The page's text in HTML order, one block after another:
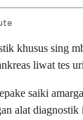
khusus sing
liwat tes
saiki
alat diagnostik